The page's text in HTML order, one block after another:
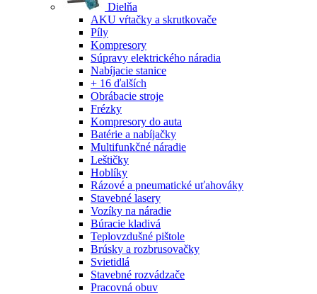
Dielňa
AKU vŕtačky a skrutkovače
Píly
Kompresory
Súpravy elektrického náradia
Nabíjacie stanice
+ 16 ďalších
Obrábacie stroje
Frézky
Kompresory do auta
Batérie a nabíjačky
Multifunkčné náradie
Leštičky
Hoblíky
Rázové a pneumatické uťahováky
Stavebné lasery
Vozíky na náradie
Búracie kladivá
Teplovzdušné pištole
Brúsky a rozbrusovačky
Svietidlá
Stavebné rozvádzače
Pracovná obuv